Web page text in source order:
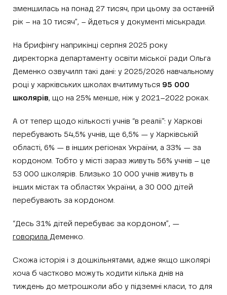
зменшилась на понад 27 тисяч, при цьому за останній
рік – на 10 тисяч”, – йдеться у документі міськради.
На брифінгу наприкінці серпня 2025 року
директорка департаменту освіти міської ради Ольга
Деменко озвучилп такі дані: у 2025/2026 навчальному
році у харківських школах вчитимуться 95 000
школярів, що на 25% менше, ніж у 2021–2022 роках.
А от тепер щодо кількості учнів “в реалії”: у Харкові
перебувають 54,5% учнів, ще 6,5% — у Харківській
області, 6% — в інших регіонах України, а 33% — за
кордоном. Тобто у місті зараз живуть 56% учнів – це
53 000 школярів. Близько 10 000 учнів живуть в
інших містах та областях України, а 30 000 дітей
перебувають за кордоном.
“Десь 31% дітей перебуває за кордоном”, —
говорила Деменко.
Схожа історія і з дошкільнятами, адже якщо школярі
хоча б частково можуть ходити кілька днів на
тиждень до метрошколи або у підземні класи, то для